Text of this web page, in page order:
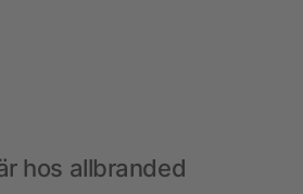
hos allbranded